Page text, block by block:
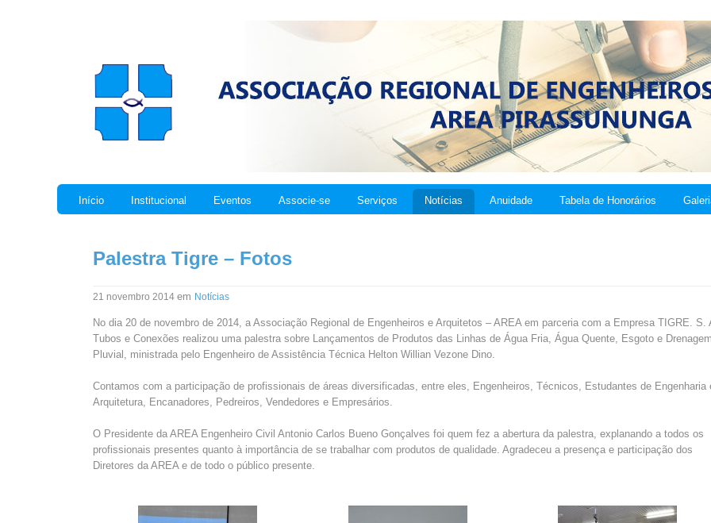
Início Institucional Eventos Associe-se Serviços Notícias Anuidade Tabela de Honorários
Palestra Tigre – Fotos
21 novembro 2014 em Notícias
No dia 20 de novembro de 2014, a Associação Regional de Engenheiros e Arquitetos – AREA em parceria com a Empresa TIGRE. S.
Tubos e Conexões realizou uma palestra sobre Lançamentos de Produtos das Linhas de Água Fria, Água Quente, Esgoto e
Pluvial, ministrada pelo Engenheiro de Assistência Técnica Helton Willian Vezone Dino.
Contamos com a participação de profissionais de áreas diversificadas, entre eles, Engenheiros, Técnicos, Estudantes de Engenharia
Arquitetura, Encanadores, Pedreiros, Vendedores e Empresários.
O Presidente da AREA Engenheiro Civil Antonio Carlos Bueno Gonçalves foi quem fez a abertura da palestra, explanando a todos os
profissionais presentes quanto à importância de se trabalhar com produtos de qualidade. Agradeceu a presença e participação dos
Diretores da AREA e de todo o público presente.